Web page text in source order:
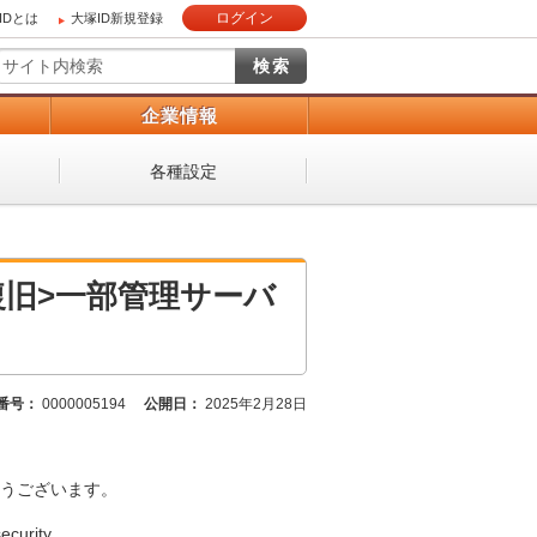
とは 大塚ID新規登録 ログイン
企業情報
各種設定
>一部管理サーバ
号： 0000005194 公開日： 2025年2月28日
ございます。